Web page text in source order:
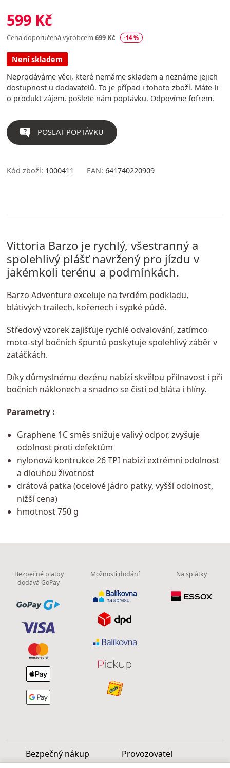
599 Kč
Cena doporučená výrobcem 699 Kč -14 %
Není skladem
Neprodáváme věci, které nemáme skladem a neznáme jejich
dostupnost u dodavatelů. To je případ i tohoto zboží. Máte-li
o produkt zájem, pošlete nám poptávku. Odpovíme fofrem.
POSLAT POPTÁVKU
Kód zboží: 1000411 EAN: 641740220909
Vittoria Barzo je rychlý, všestranný a
spolehlivý plášť navržený pro jízdu v
jakémkoli terénu a podmínkách.
Barzo Adventure exceluje na tvrdém podkladu,
blátivých trailech, kořenech i sypké půdě.
Středový vzorek zajišťuje rychlé odvalování, zatímco
moto-styl bočních špuntů poskytuje spolehlivý záběr v
zatáčkách.
Díky důmyslnému dezénu nabízí skvělou přilnavost i při
bočních náklonech a snadno se čistí od bláta i hlíny.
Parametry :
Graphene 1C směs snižuje valivý odpor, zvyšuje
odolnost proti defektům
nylonová kontrukce 26 TPI nabízí extrémní odolnost
a dlouhou životnost
drátová patka (ocelové jádro patky, vyšší odolnost,
nižší cena)
hmotnost 750 g
Bezpečné platby
dodává GoPay
Možnosti dodání Na splátky
Bezpečný nákup Provozovatel